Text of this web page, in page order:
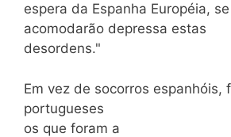
espera da Espanha Européia, se
acomodarão depressa estas
desordens."
Em vez de socorros espanhóis,
portugueses
os que foram a